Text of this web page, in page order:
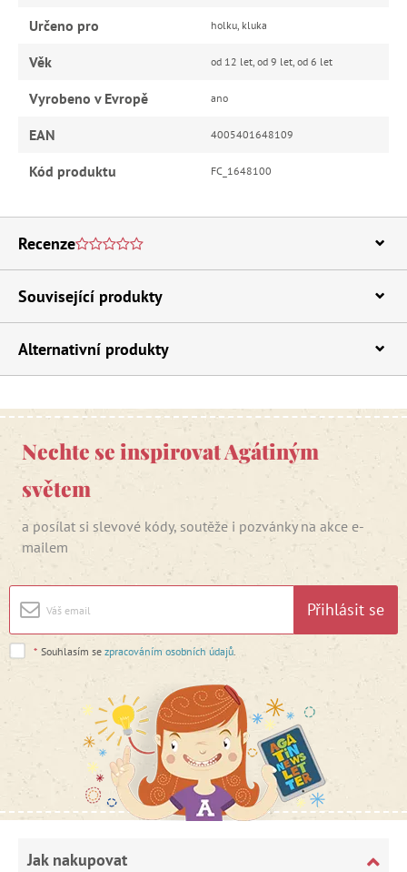
Určeno pro holku, kluka
Věk od 12 let, od 9 let, od 6 let
Vyrobeno v Evropě ano
EAN 4005401648109
Kód produktu FC_1648100
Recenze
Související produkty
Alternativní produkty
Nechte se inspirovat Agátiným
světem
a posílat si slevové kódy, soutěže i pozvánky na akce e-
mailem
Přihlásit se
* Souhlasím se zpracováním osobních údajů.
Jak nakupovat